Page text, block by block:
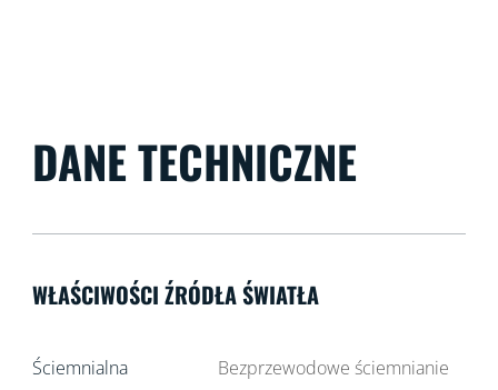
DANE TECHNICZNE
WŁAŚCIWOŚCI ŹRÓDŁA ŚWIATŁA
Ściemnialna Bezprzewodowe ściemnianie